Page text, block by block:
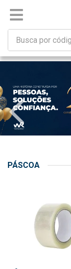
PÁSCOA